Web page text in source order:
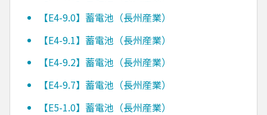
【E4-9.0】蓄電池（長州産業）
【E4-9.1】蓄電池（長州産業）
【E4-9.2】蓄電池（長州産業）
【E4-9.7】蓄電池（長州産業）
【E5-1.0】蓄電池（長州産業）